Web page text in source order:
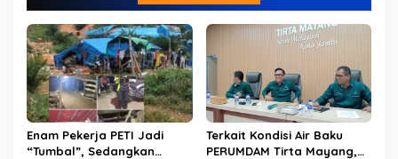
a
s
i
p
o
s
Enam Pekerja PETI Jadi
“Tumbal”, Sedangkan
Terkait Kondisi Air Baku
PERUMDAM Tirta Mayang,